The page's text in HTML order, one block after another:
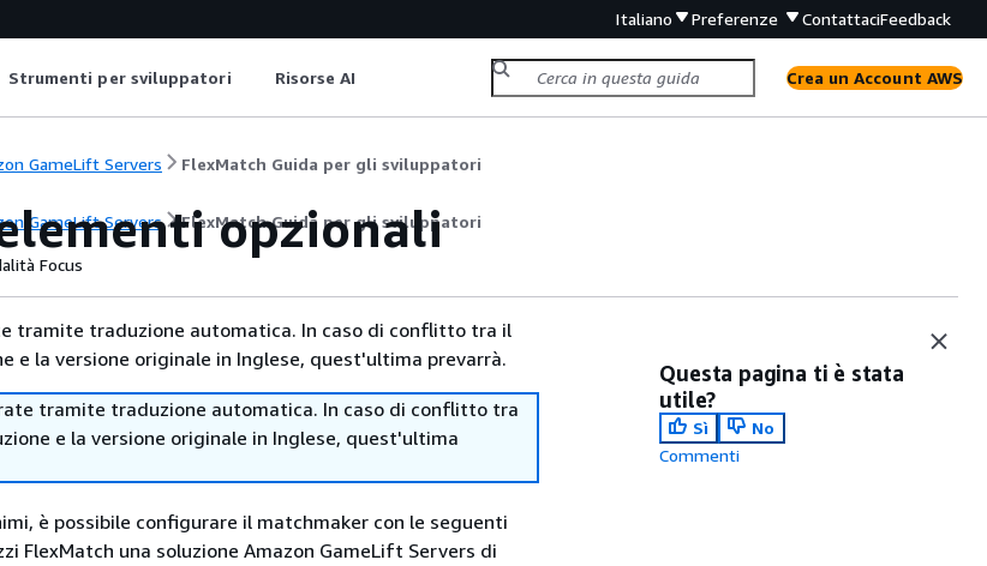
Italiano Preferenze ContattaciFeedback
Strumenti per sviluppatori Risorse AI Crea un Account AWS
GameLift Servers FlexMatch Guida per gli sviluppatori
GameLift Servers FlexMatch Guida per gli sviluppatori
opzionali
Focus
tramite traduzione automatica. In caso di conflitto tra il
e la versione originale in Inglese, quest'ultima prevarrà.
tramite traduzione automatica. In caso di conflitto tra
e la versione originale in Inglese, quest'ultima
è possibile configurare il matchmaker con le seguenti
FlexMatch una soluzione Amazon GameLift Servers di
Questa pagina ti è stata
utile?
Sì
No
Commenti